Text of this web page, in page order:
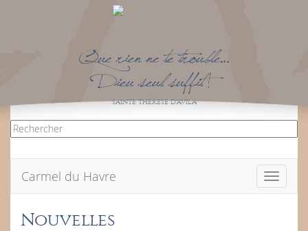
Que rien ne te trouble…
Dieu seul suffit !
SAINTE THÉRÈSE D’AVILA
Toggle
Carmel du Havre
Nouvelles